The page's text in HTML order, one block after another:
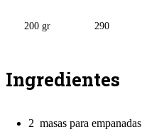
200 gr 290
Ingredientes
2 masas para empanadas